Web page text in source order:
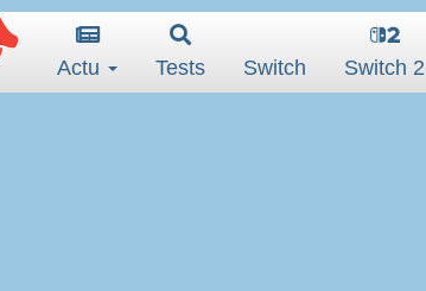
Actu Tests Switch Switch 2